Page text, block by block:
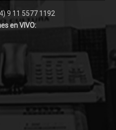
9 11 5577 1192
en VIVO: